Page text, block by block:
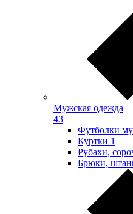
Мужская одежда
43
Футболки
Куртки 1
Рубахи,
Брюки,